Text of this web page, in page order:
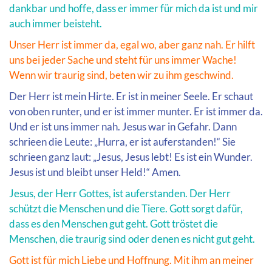
dankbar und hoffe, dass er immer für mich da ist und mir
auch immer beisteht.
Unser Herr ist immer da, egal wo, aber ganz nah. Er hilft
uns bei jeder Sache und steht für uns immer Wache!
Wenn wir traurig sind, beten wir zu ihm geschwind.
Der Herr ist mein Hirte. Er ist in meiner Seele. Er schaut
von oben runter, und er ist immer munter. Er ist immer da.
Und er ist uns immer nah. Jesus war in Gefahr. Dann
schrieen die Leute: „Hurra, er ist auferstanden!“ Sie
schrieen ganz laut: „Jesus, Jesus lebt! Es ist ein Wunder.
Jesus ist und bleibt unser Held!“ Amen.
Jesus, der Herr Gottes, ist auferstanden. Der Herr
schützt die Menschen und die Tiere. Gott sorgt dafür,
dass es den Menschen gut geht. Gott tröstet die
Menschen, die traurig sind oder denen es nicht gut geht.
Gott ist für mich Liebe und Hoffnung. Mit ihm an meiner